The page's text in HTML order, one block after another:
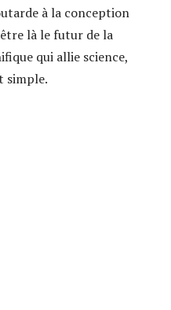
à la conception
là le futur de la
qui allie science,
simple.